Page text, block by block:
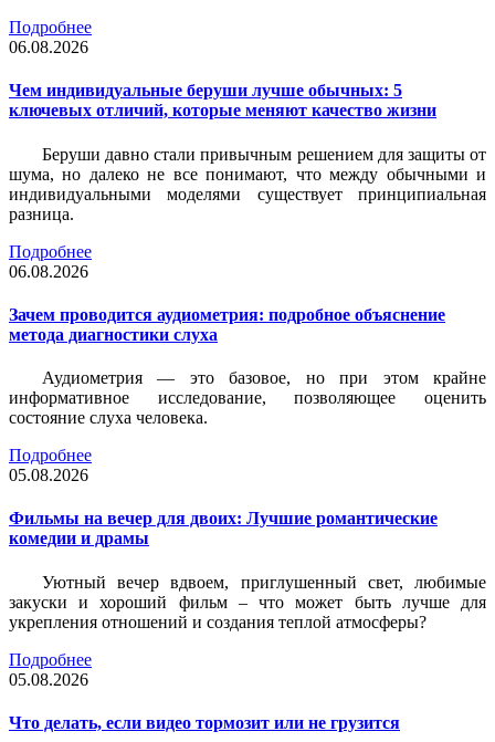
Подробнее
06.08.2026
Чем индивидуальные беруши лучше обычных: 5
ключевых отличий, которые меняют качество жизни
Беруши давно стали привычным решением для защиты от
шума, но далеко не все понимают, что между обычными и
индивидуальными моделями существует принципиальная
разница.
Подробнее
06.08.2026
Зачем проводится аудиометрия: подробное объяснение
метода диагностики слуха
Аудиометрия — это базовое, но при этом крайне
информативное исследование, позволяющее оценить
состояние слуха человека.
Подробнее
05.08.2026
Фильмы на вечер для двоих: Лучшие романтические
комедии и драмы
Уютный вечер вдвоем, приглушенный свет, любимые
закуски и хороший фильм – что может быть лучше для
укрепления отношений и создания теплой атмосферы?
Подробнее
05.08.2026
Что делать, если видео тормозит или не грузится